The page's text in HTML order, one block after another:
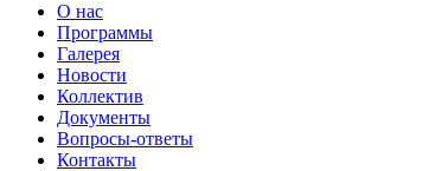
О нас
Программы
Галерея
Новости
Коллектив
Документы
Вопросы-ответы
Контакты